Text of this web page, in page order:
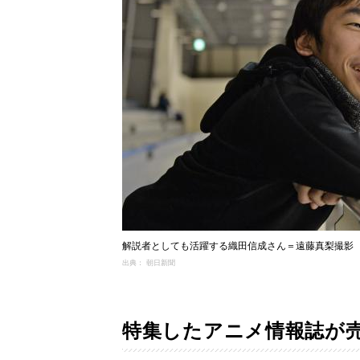
解説者としても活躍する織田信成さん＝遠藤真梨撮影
出典： 朝日新聞
特集したアニメ情報誌が